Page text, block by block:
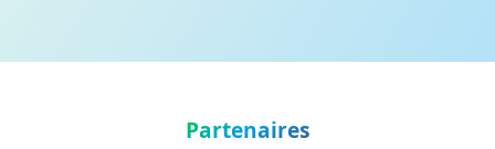
Partenaires